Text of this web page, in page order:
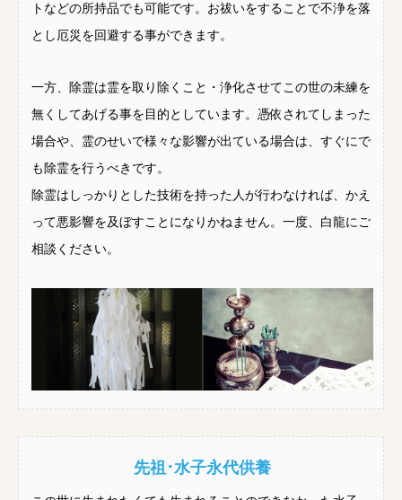
トなどの所持品でも可能です。お祓いをすることで不浄を落
とし厄災を回避する事ができます。
一方、除霊は霊を取り除くこと・浄化させてこの世の未練を
無くしてあげる事を目的としています。憑依されてしまった
場合や、霊のせいで様々な影響が出ている場合は、すぐにで
も除霊を行うべきです。
除霊はしっかりとした技術を持った人が行わなければ、かえ
って悪影響を及ぼすことになりかねません。一度、白龍にご
相談ください。
先祖･水子永代供養